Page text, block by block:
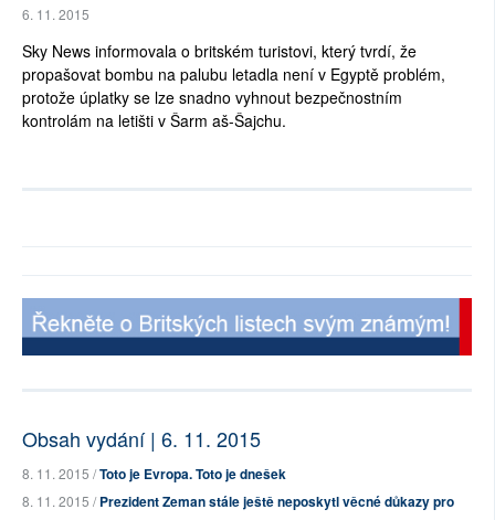
6. 11. 2015
Sky News informovala o britském turistovi, který tvrdí, že
propašovat bombu na palubu letadla není v Egyptě problém,
protože úplatky se lze snadno vyhnout bezpečnostním
kontrolám na letišti v Šarm aš-Šajchu.
Obsah vydání | 6. 11. 2015
8. 11. 2015 /Toto je Evropa. Toto je dnešek
8. 11. 2015 /Prezident Zeman stále ještě neposkytl věcné důkazy pro